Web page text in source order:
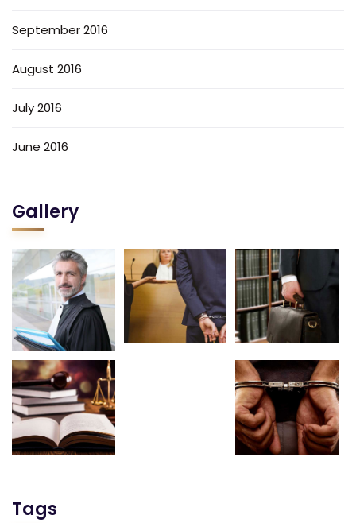
September 2016
August 2016
July 2016
June 2016
Gallery
Tags